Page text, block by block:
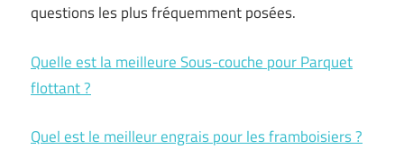
questions les plus fréquemment posées.
Quelle est la meilleure Sous-couche pour Parquet
flottant ?
Quel est le meilleur engrais pour les framboisiers ?